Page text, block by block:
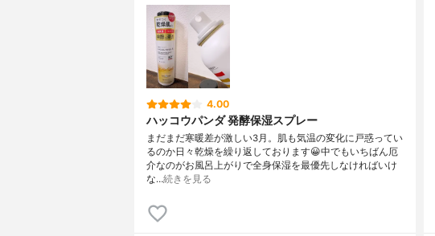
4.00
ハッコウパンダ 発酵保湿スプレー
まだまだ寒暖差が激しい3月。肌も気温の変化に戸惑ってい
るのか日々乾燥を繰り返しております😀中でもいちばん厄
介なのがお風呂上がりで全身保湿を最優先しなければいけ
な…続きを見る